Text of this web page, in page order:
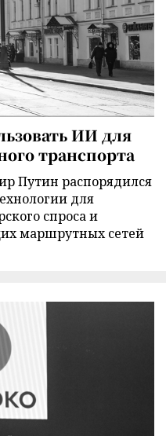
ИИ для
транспорта
Путин распорядился
для
спроса и
маршрутных сетей